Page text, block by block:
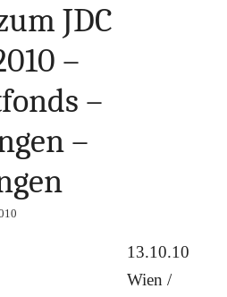
, Vertrieb-
Tipps
JDC
–
–
–
13.10.10
Wien /